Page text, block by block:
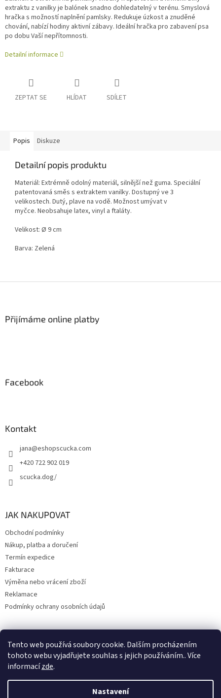
Tento web používá soubory cookie. Dalším procházením
tohoto webu vyjadřujete souhlas s jejich používáním.. Více
informacízde.
Nastavení
extraktu z vanilky je balónek snadno dohledatelný v terénu. Smyslová
hračka s možností naplnění pamlsky. Redukuje úzkost a znuděné
chování, nabízí hodiny aktivní zábavy. Ideální hračka pro zabavení psa
po dobu Vaší nepřítomnosti.
Detailní informace
ZEPTAT SE HLÍDAT SDÍLET
Popis Diskuze
Detailní popis produktu
Materiál: Extrémně odolný materiál, silnější než guma. Speciální
patentovaná směs s extraktem vanilky. Dostupný ve 3
velikostech. Dutý, plave na vodě. Možnost umývat v
myčce. Neobsahuje latex, vinyl a ftaláty.
Velikost: Ø 9 cm
Barva: Zelená
Přijímáme online platby
Facebook
Kontakt
jana@eshopscucka.com
+420 722 902 019
scucka.dog/
JAK NAKUPOVAT
Obchodní podmínky
Nákup, platba a doručení
Termín expedice
Fakturace
Výměna nebo vrácení zboží
Reklamace
Podmínky ochrany osobních údajů
Upravil 404notfound.cz
Vytvořil Shoptet